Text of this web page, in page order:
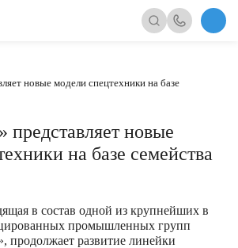
новые модели спецтехники на базе
представляет новые
на базе семейства
в состав одной из крупнейших в
промышленных групп
продолжает развитие линейки